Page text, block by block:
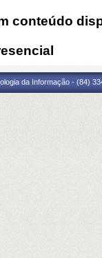
conteúdo
da Informação - (84)